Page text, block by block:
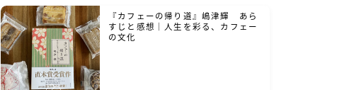
『カフェーの帰り道』嶋津輝 あら
すじと感想｜人生を彩る、カフェー
の文化